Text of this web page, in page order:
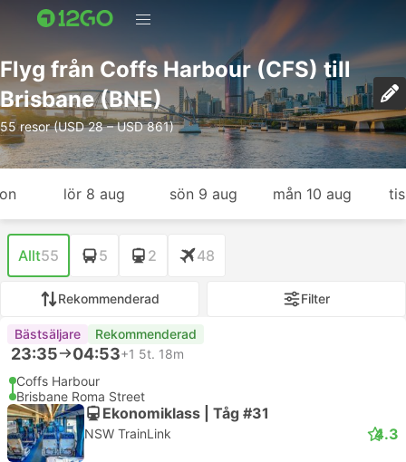
Flyg från Coffs Harbour (CFS) till
Brisbane (BNE)
55 resor (USD 28 – USD 861)
lör 8 aug sön 9 aug mån 10 aug
Allt55 5 2 48
Rekommenderad Filter
Bästsäljare Rekommenderad
23:35 04:53+1 5t. 18m
Coffs Harbour
Brisbane Roma Street
Ekonomiklass | Tåg #31
NSW TrainLink 4.3